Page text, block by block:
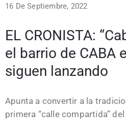
16 De Septiembre, 2022
EL CRONISTA:
el barrio de CABA
siguen lanzando
Apunta a convertir a la
primera “calle compartida”